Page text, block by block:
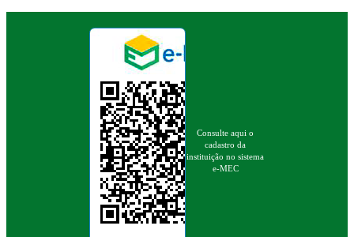
Consulte aqui o
cadastro da
instituição no sistema
e-MEC